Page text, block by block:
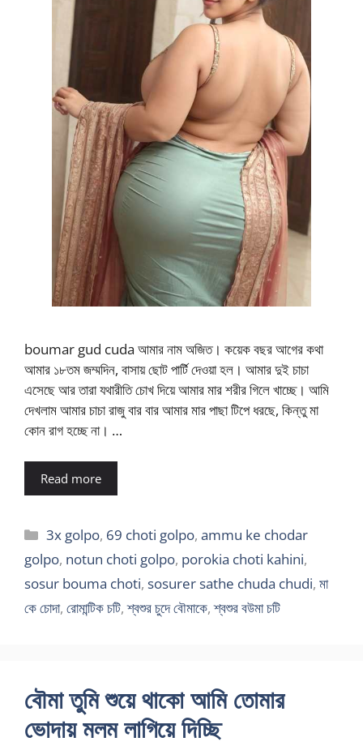
boumar gud cuda আমার নাম অজিত। কয়েক বছর আগের কথা
আমার ১৮তম জম্মদিন, বাসায় ছোট পার্টি দেওয়া হল। আমার দুই চাচা
এসেছে আর তারা যথারীতি চোখ দিয়ে আমার মার শরীর গিলে খাচ্ছে। আমি
দেখলাম আমার চাচা রাজু বার বার আমার মার পাছা টিপে ধরছে, কিন্তু মা
কোন রাগ হচ্ছে না। …
Read more
Categories
3x golpo, 69 choti golpo,ammu ke chodar
golpo, notun choti golpo, porokia choti kahini,
sosur bouma choti, sosurer sathe chuda chudi, মা
কে চোদা, রোমান্টিক চটি,শ্বশুর চুদে বৌমাকে,শ্বশুর বউমা চটি
বৌমা তুমি শুয়ে থাকো আমি তোমার
ভোদায় মলম লাগিয়ে দিচ্ছি